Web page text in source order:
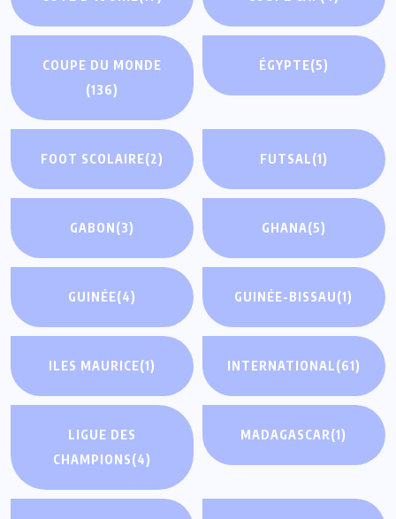
COUPE DU MONDE
(136)
ÉGYPTE(5)
FOOT SCOLAIRE(2) FUTSAL(1)
GABON(3) GHANA(5)
GUINÉE(4) GUINÉE-BISSAU(1)
ILES MAURICE(1) INTERNATIONAL(61)
LIGUE DES
CHAMPIONS(4)
MADAGASCAR(1)